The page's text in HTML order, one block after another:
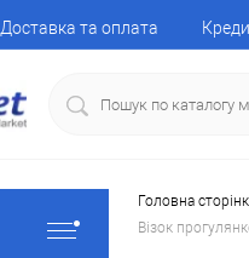
Доставка та оплата
Головна
Візок